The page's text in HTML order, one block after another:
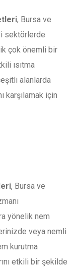
, Bursa ve
sektörlerde
çok önemli bir
ısıtma
alanlarda
karşılamak için
, Bursa ve
yönelik nem
veya nemli
kurutma
etkili bir şekilde